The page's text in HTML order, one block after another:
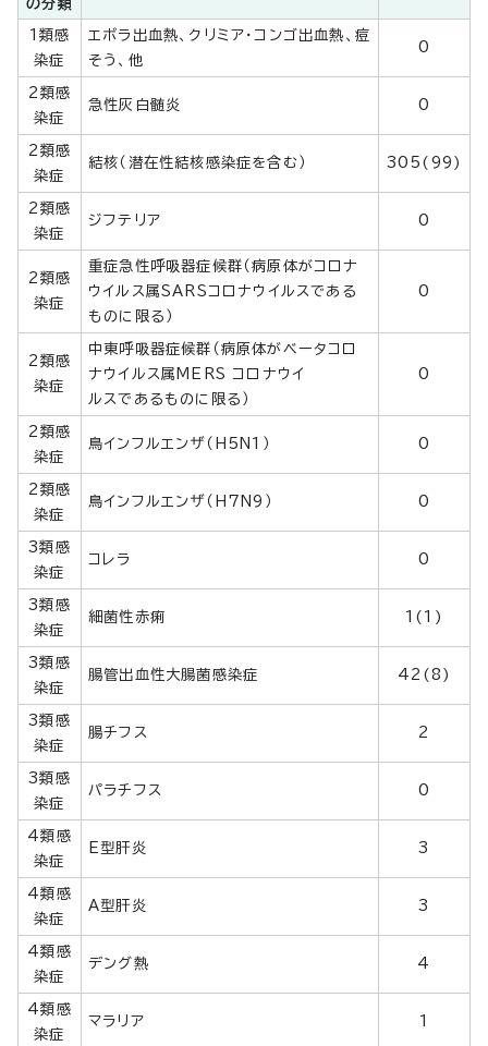
の分類
1類感
染症
エボラ出血熱、クリミア・コンゴ出血熱、痘
そう、他
0
2類感
染症
急性灰白髄炎 0
2類感
染症
結核（潜在性結核感染症を含む） 305(99)
2類感
染症
ジフテリア 0
2類感
染症
重症急性呼吸器症候群（病原体がコロナ
ウイルス属SARSコロナウイルスである
ものに限る）
0
2類感
染症
中東呼吸器症候群（病原体がベータコロ
ナウイルス属MERS コロナウイ
ルスであるものに限る）
0
2類感
染症
鳥インフルエンザ（H5N1） 0
2類感
染症
鳥インフルエンザ（H7N9） 0
3類感
染症
コレラ 0
3類感
染症
細菌性赤痢 1(1)
3類感
染症
腸管出血性大腸菌感染症 42(8)
3類感
染症
腸チフス 2
3類感
染症
パラチフス 0
4類感
染症
E型肝炎 3
4類感
染症
A型肝炎 3
4類感
染症
デング熱 4
4類感
染症
マラリア 1